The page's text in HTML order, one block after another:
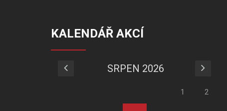
KALENDÁŘ AKCÍ
SRPEN 2026
1 2